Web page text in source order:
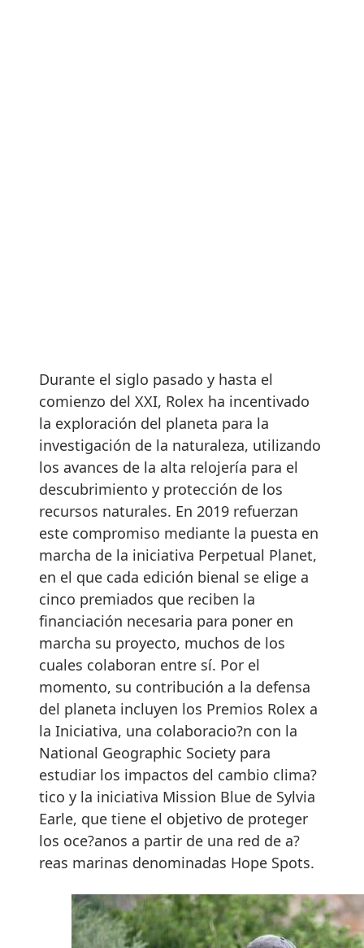
Durante el siglo pasado y hasta el
comienzo del XXI, Rolex ha incentivado
la exploración del planeta para la
investigación de la naturaleza, utilizando
los avances de la alta relojería para el
descubrimiento y protección de los
recursos naturales. En 2019 refuerzan
este compromiso mediante la puesta en
marcha de la iniciativa Perpetual Planet,
en el que cada edición bienal se elige a
cinco premiados que reciben la
financiación necesaria para poner en
marcha su proyecto, muchos de los
cuales colaboran entre sí. Por el
momento, su contribución a la defensa
del planeta incluyen los Premios Rolex a
la Iniciativa, una colaboracio?n con la
National Geographic Society para
estudiar los impactos del cambio clima?
tico y la iniciativa Mission Blue de Sylvia
Earle, que tiene el objetivo de proteger
los oce?anos a partir de una red de a?
reas marinas denominadas Hope Spots.